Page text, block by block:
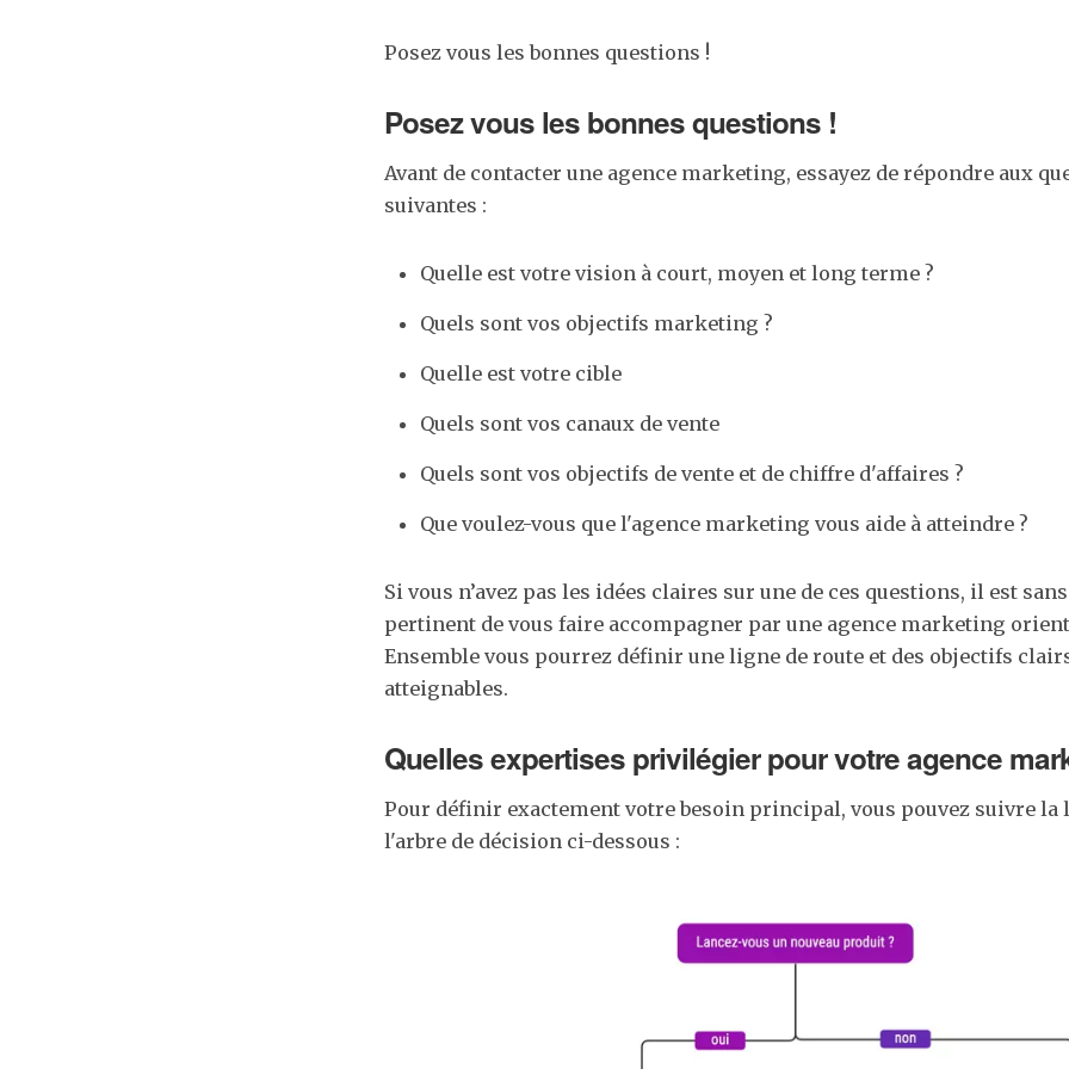
Posez vous les bonnes questions !
Posez vous les bonnes questions !
Avant de contacter une agence marketing, essayez de répondre aux
suivantes :
Quelle est votre vision à court, moyen et long terme ?
Quels sont vos objectifs marketing ?
Quelle est votre cible
Quels sont vos canaux de vente
Quels sont vos objectifs de vente et de chiffre d'affaires ?
Que voulez-vous que l'agence marketing vous aide à atteindre ?
Si vous n’avez pas les idées claires sur une de ces questions, il est
pertinent de vous faire accompagner par une agence marketing
Ensemble vous pourrez définir une ligne de route et des objectifs
atteignables.
Quelles expertises privilégier pour votre agence
Pour définir exactement votre besoin principal, vous pouvez suivre la
l'arbre de décision ci-dessous :